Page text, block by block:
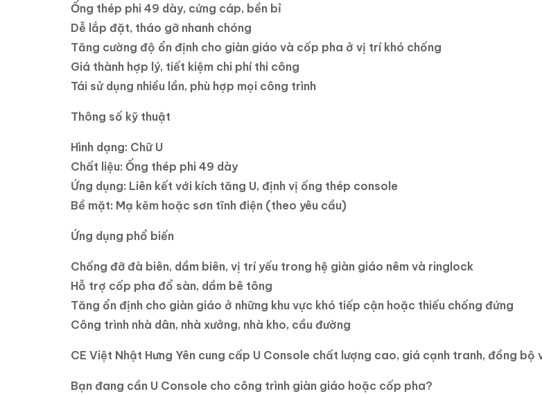
Ống thép phi 49 dày, cứng cáp, bền bỉ
Dễ lắp đặt, tháo gỡ nhanh chóng
Tăng cường độ ổn định cho giàn giáo và cốp pha ở vị trí khó chống
Giá thành hợp lý, tiết kiệm chi phí thi công
Tái sử dụng nhiều lần, phù hợp mọi công trình
Thông số kỹ thuật
Hình dạng: Chữ U
Chất liệu: Ống thép phi 49 dày
Ứng dụng: Liên kết với kích tăng U, định vị ống thép console
Bề mặt: Mạ kẽm hoặc sơn tĩnh điện (theo yêu cầu)
Ứng dụng phổ biến
Chống đỡ đà biên, dầm biên, vị trí yếu trong hệ giàn giáo nêm và ringlock
Hỗ trợ cốp pha đổ sàn, dầm bê tông
Tăng ổn định cho giàn giáo ở những khu vực khó tiếp cận hoặc thiếu chống đứng
Công trình nhà dân, nhà xưởng, nhà kho, cầu đường
CE Việt Nhật Hưng Yên cung cấp U Console chất lượng cao, giá cạnh tranh, đồng
Bạn đang cần U Console cho công trình giàn giáo hoặc cốp pha?